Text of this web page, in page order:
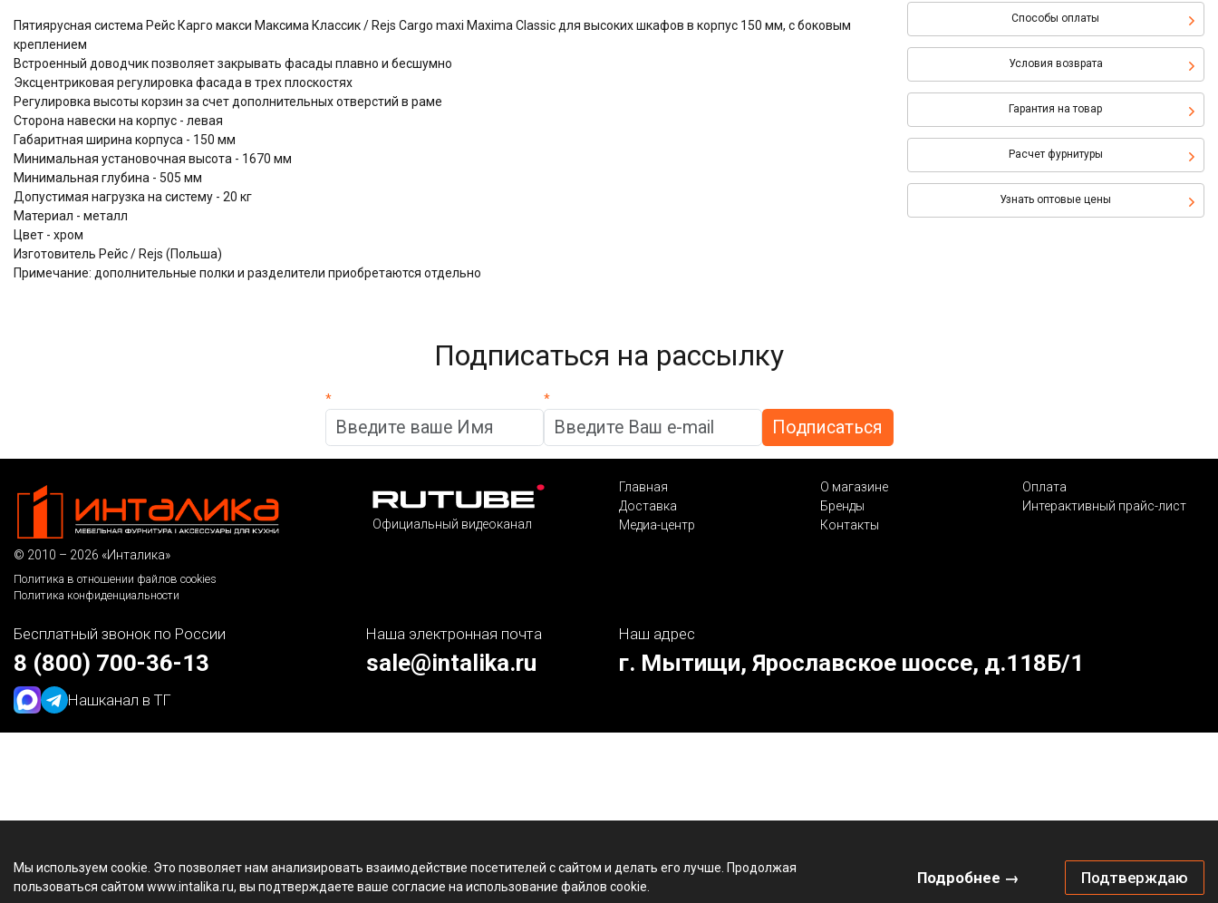
Способы оплаты
Условия возврата
Гарантия на товар
Расчет фурнитуры
Узнать оптовые цены
Пятиярусная система Рейс Карго макси Максима Классик / Rejs Cargo maxi Maxima Classic для высоких шкафов в корпус 150 мм, с боковым
креплением
Встроенный доводчик позволяет закрывать фасады плавно и бесшумно
Эксцентриковая регулировка фасада в трех плоскостях
Регулировка высоты корзин за счет дополнительных отверстий в раме
Сторона навески на корпус - левая
Габаритная ширина корпуса - 150 мм
Минимальная установочная высота - 1670 мм
Минимальная глубина - 505 мм
Допустимая нагрузка на систему - 20 кг
Материал - металл
Цвет - хром
Изготовитель Рейс / Rejs (Польша)
Примечание: дополнительные полки и разделители приобретаются отдельно
Подписаться на рассылку
* *
Мы используем cookie. Это позволяет нам анализировать взаимодействие посетителей с сайтом и делать его лучше. Продолжая
пользоваться сайтом www.intalika.ru, вы подтверждаете ваше согласие на использование файлов cookie.
Подробнее → Подтверждаю
© 2010 – 2026 «Инталика»
Политика в отношении файлов cookies
Политика конфиденциальности
Официальный видеоканал
Главная О магазине
Оплата
Доставка
Бренды
Интерактивный прайс-лист
Медиа-центр
Контакты
Бесплатный звонок по России
8 (800) 700-36-13
Нашканал в ТГ
Наша электронная почта
sale@intalika.ru
Наш адрес
г. Мытищи, Ярославское шоссе, д.118Б/1